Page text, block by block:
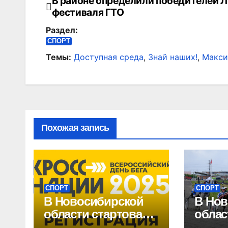
Навигация
по
записям
фестиваля ГТО
Раздел:
СПОРТ
Темы: Доступная среда, Знай наших!,
Похожая запись
СПОРТ
В Новосибирской
области стартовала
СПОРТ
В